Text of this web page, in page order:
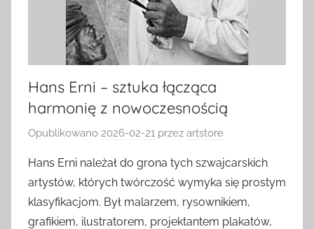
Hans Erni – sztuka łącząca
harmonię z nowoczesnością
Opublikowano 2026-02-21 przez artstore
Hans Erni należał do grona tych szwajcarskich
artystów, których twórczość wymyka się prostym
klasyfikacjom. Był malarzem, rysownikiem,
grafikiem, ilustratorem, projektantem plakatów,